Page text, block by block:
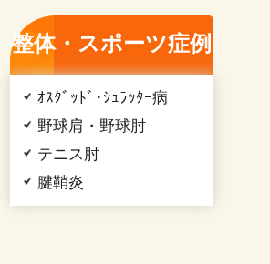
整体・スポーツ症例
ｵｽｸﾞｯﾄﾞ･ｼｭﾗｯﾀｰ病
野球肩・野球肘
テニス肘
腱鞘炎